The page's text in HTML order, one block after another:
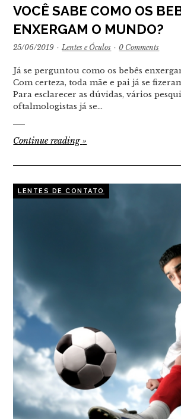
VOCÊ SABE COMO OS
ENXERGAM O MUNDO?
25/06/2019 · Lentes e Óculos · 0 Comments
Já se perguntou como os bebês
Com certeza, toda mãe e pai já se
Para esclarecer as dúvidas, vários
oftalmologistas já se…
Continue reading»
LENTES DE CONTATO